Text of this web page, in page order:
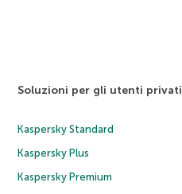
Soluzioni per gli utenti privati
Kaspersky Standard
Kaspersky Plus
Kaspersky Premium